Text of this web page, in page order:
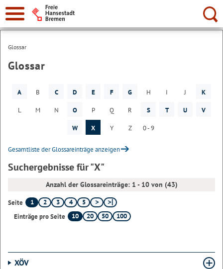
Suche:
Glossar
Glossar
A B C D E F G H I J K
L M N O P Q R S T U V
W X Y Z 0 - 9
Gesamtliste der Glossareinträge anzeigen
Suchergebnisse für "X"
Anzahl der Glossareinträge: 1 - 10 von (43)
Seite 1 2 3 4
5
Einträge pro Seite
10 20 50 100
XÖV